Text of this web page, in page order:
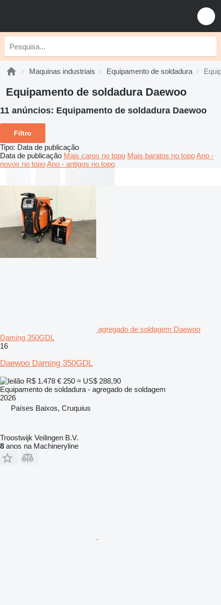
Maquinas industriais Equipamento de soldadura
Equipamento de soldadura Daewoo
11 anúncios: Equipamento de soldadura Daewoo
Filtro
Tipo: Data de publicação
Data de publicação Mais caros no topo Mais baratos no topoAno -
novos no topoAno - antigos no topo
agregado de soldagem Daewoo
Daming 350GDL
16
Daewoo Daming 350GDL
R$ 1.478 € 250 ≈ US$ 288,90
Equipamento de soldadura - agregado de soldagem
2026
Países Baixos, Cruquius
Troostwijk Veilingen B.V.
8 anos na Machineryline